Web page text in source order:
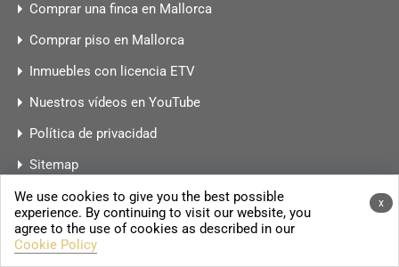
Comprar una finca en Mallorca
Comprar piso en Mallorca
Inmuebles con licencia ETV
Nuestros vídeos en YouTube
Política de privacidad
Sitemap
Inmuebles de lujo Mallorca
Beliebte Regionen
x
We use cookies to give you the best possible
experience. By continuing to visit our website, you
agree to the use of cookies as described in our
Cookie Policy